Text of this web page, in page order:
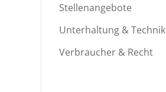
Stellenangebote
Unterhaltung & Technik
Verbraucher & Recht